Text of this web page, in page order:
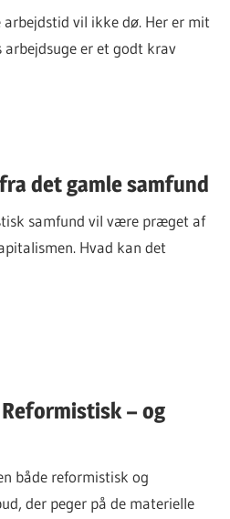
vil ikke dø. Her er mit
er et godt krav
det gamle samfund
samfund vil være præget af
Hvad kan det
– og
både reformistisk og
der peger på de materielle